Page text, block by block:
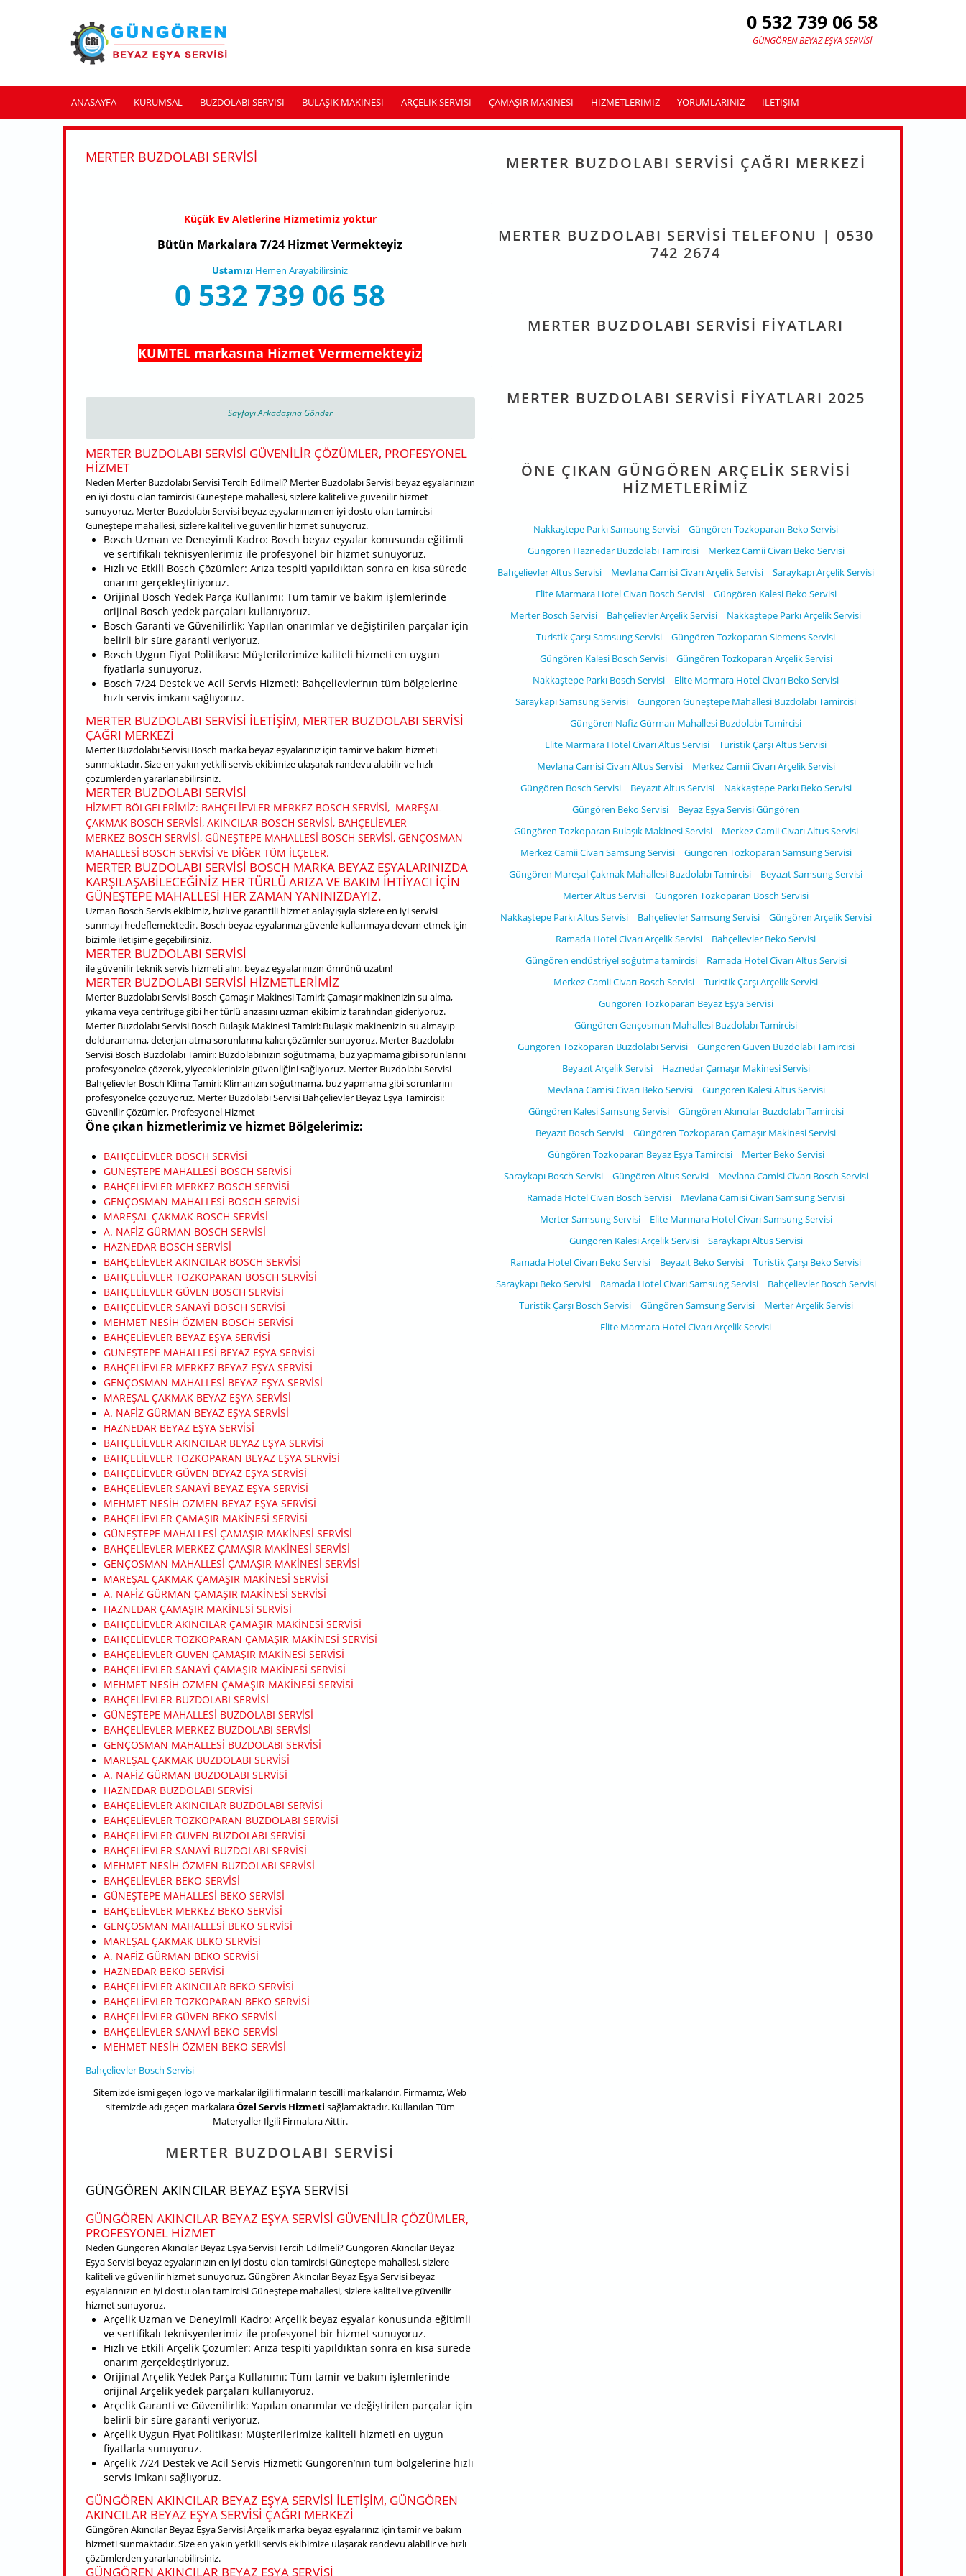
0 532 739 06 58
GÜNGÖREN BEYAZ EŞYA SERVISI
ANASAYFA KURUMSAL BUZDOLABI SERVISI BULAŞIK MAKINESI ARÇELIK SERVISI ÇAMAŞIR MAKINESI HIZMETLERIMIZ YORUMLARINIZ ILETIŞIM
MERTER BUZDOLABI SERVISI
Küçük Ev Aletlerine Hizmetimiz yoktur
Bütün Markalara 7/24 Hizmet Vermekteyiz
Ustamızı Hemen Arayabilirsiniz
0 532 739 06 58
KUMTEL markasına Hizmet Vermemekteyiz
Sayfayı Arkadaşına Gönder
MERTER BUZDOLABI SERVISI GÜVENILIR ÇÖZÜMLER, PROFESYONEL
HIZMET
Neden Merter Buzdolabı Servisi Tercih Edilmeli? Merter Buzdolabı Servisi beyaz eşyalarınızın
en iyi dostu olan tamircisi Güneştepe mahallesi, sizlere kaliteli ve güvenilir hizmet
sunuyoruz. Merter Buzdolabı Servisi beyaz eşyalarınızın en iyi dostu olan tamircisi
Güneştepe mahallesi, sizlere kaliteli ve güvenilir hizmet sunuyoruz.
Bosch Uzman ve Deneyimli Kadro: Bosch beyaz eşyalar konusunda eğitimli
ve sertifikalı teknisyenlerimiz ile profesyonel bir hizmet sunuyoruz.
Hızlı ve Etkili Bosch Çözümler: Arıza tespiti yapıldıktan sonra en kısa sürede
onarım gerçekleştiriyoruz.
Orijinal Bosch Yedek Parça Kullanımı: Tüm tamir ve bakım işlemlerinde
orijinal Bosch yedek parçaları kullanıyoruz.
Bosch Garanti ve Güvenilirlik: Yapılan onarımlar ve değiştirilen parçalar için
belirli bir süre garanti veriyoruz.
Bosch Uygun Fiyat Politikası: Müşterilerimize kaliteli hizmeti en uygun
fiyatlarla sunuyoruz.
Bosch 7/24 Destek ve Acil Servis Hizmeti: Bahçelievler’nın tüm bölgelerine
hızlı servis imkanı sağlıyoruz.
MERTER BUZDOLABI SERVISI ILETIŞIM, MERTER BUZDOLABI SERVISI
ÇAĞRI MERKEZI
Merter Buzdolabı Servisi Bosch marka beyaz eşyalarınız için tamir ve bakım hizmeti
sunmaktadır. Size en yakın yetkili servis ekibimize ulaşarak randevu alabilir ve hızlı
çözümlerden yararlanabilirsiniz.
MERTER BUZDOLABI SERVISI
HIZMET BÖLGELERIMIZ: BAHÇELIEVLER MERKEZ BOSCH SERVISI, MAREŞAL
ÇAKMAK BOSCH SERVISI, AKINCILAR BOSCH SERVISI, BAHÇELIEVLER
MERKEZ BOSCH SERVISI, GÜNEŞTEPE MAHALLESI BOSCH SERVISI, GENÇOSMAN
MAHALLESI BOSCH SERVISI VE DIĞER TÜM ILÇELER.
MERTER BUZDOLABI SERVISI BOSCH MARKA BEYAZ EŞYALARINIZDA
KARŞILAŞABILECEĞINIZ HER TÜRLÜ ARIZA VE BAKIM IHTIYACI IÇIN
GÜNEŞTEPE MAHALLESI HER ZAMAN YANINIZDAYIZ.
Uzman Bosch Servis ekibimiz, hızlı ve garantili hizmet anlayışıyla sizlere en iyi servisi
sunmayı hedeflemektedir. Bosch beyaz eşyalarınızı güvenle kullanmaya devam etmek için
bizimle iletişime geçebilirsiniz.
MERTER BUZDOLABI SERVISI
ile güvenilir teknik servis hizmeti alın, beyaz eşyalarınızın ömrünü uzatın!
MERTER BUZDOLABI SERVISI HIZMETLERIMIZ
Merter Buzdolabı Servisi Bosch Çamaşır Makinesi Tamiri: Çamaşır makinenizin su alma,
yıkama veya centrifuge gibi her türlü arızasını uzman ekibimiz tarafından gideriyoruz.
Merter Buzdolabı Servisi Bosch Bulaşık Makinesi Tamiri: Bulaşık makinenizin su almayıp
dolduramama, deterjan atma sorunlarına kalıcı çözümler sunuyoruz. Merter Buzdolabı
Servisi Bosch Buzdolabı Tamiri: Buzdolabınızın soğutmama, buz yapmama gibi sorunlarını
profesyonelce çözerek, yiyeceklerinizin güvenliğini sağlıyoruz. Merter Buzdolabı Servisi
Bahçelievler Bosch Klima Tamiri: Klimanızın soğutmama, buz yapmama gibi sorunlarını
profesyonelce çözüyoruz. Merter Buzdolabı Servisi Bahçelievler Beyaz Eşya Tamircisi:
Güvenilir Çözümler, Profesyonel Hizmet
Öne çıkan hizmetlerimiz ve hizmet Bölgelerimiz:
BAHÇELIEVLER BOSCH SERVISI
GÜNEŞTEPE MAHALLESI BOSCH SERVISI
BAHÇELIEVLER MERKEZ BOSCH SERVISI
GENÇOSMAN MAHALLESI BOSCH SERVISI
MAREŞAL ÇAKMAK BOSCH SERVISI
A. NAFIZ GÜRMAN BOSCH SERVISI
HAZNEDAR BOSCH SERVISI
BAHÇELIEVLER AKINCILAR BOSCH SERVISI
BAHÇELIEVLER TOZKOPARAN BOSCH SERVISI
BAHÇELIEVLER GÜVEN BOSCH SERVISI
BAHÇELIEVLER SANAYI BOSCH SERVISI
MEHMET NESIH ÖZMEN BOSCH SERVISI
BAHÇELIEVLER BEYAZ EŞYA SERVISI
GÜNEŞTEPE MAHALLESI BEYAZ EŞYA SERVISI
BAHÇELIEVLER MERKEZ BEYAZ EŞYA SERVISI
GENÇOSMAN MAHALLESI BEYAZ EŞYA SERVISI
MAREŞAL ÇAKMAK BEYAZ EŞYA SERVISI
A. NAFIZ GÜRMAN BEYAZ EŞYA SERVISI
HAZNEDAR BEYAZ EŞYA SERVISI
BAHÇELIEVLER AKINCILAR BEYAZ EŞYA SERVISI
BAHÇELIEVLER TOZKOPARAN BEYAZ EŞYA SERVISI
BAHÇELIEVLER GÜVEN BEYAZ EŞYA SERVISI
BAHÇELIEVLER SANAYI BEYAZ EŞYA SERVISI
MEHMET NESIH ÖZMEN BEYAZ EŞYA SERVISI
BAHÇELIEVLER ÇAMAŞIR MAKINESI SERVISI
GÜNEŞTEPE MAHALLESI ÇAMAŞIR MAKINESI SERVISI
BAHÇELIEVLER MERKEZ ÇAMAŞIR MAKINESI SERVISI
GENÇOSMAN MAHALLESI ÇAMAŞIR MAKINESI SERVISI
MAREŞAL ÇAKMAK ÇAMAŞIR MAKINESI SERVISI
A. NAFIZ GÜRMAN ÇAMAŞIR MAKINESI SERVISI
HAZNEDAR ÇAMAŞIR MAKINESI SERVISI
BAHÇELIEVLER AKINCILAR ÇAMAŞIR MAKINESI SERVISI
BAHÇELIEVLER TOZKOPARAN ÇAMAŞIR MAKINESI SERVISI
BAHÇELIEVLER GÜVEN ÇAMAŞIR MAKINESI SERVISI
BAHÇELIEVLER SANAYI ÇAMAŞIR MAKINESI SERVISI
MEHMET NESIH ÖZMEN ÇAMAŞIR MAKINESI SERVISI
BAHÇELIEVLER BUZDOLABI SERVISI
GÜNEŞTEPE MAHALLESI BUZDOLABI SERVISI
BAHÇELIEVLER MERKEZ BUZDOLABI SERVISI
GENÇOSMAN MAHALLESI BUZDOLABI SERVISI
MAREŞAL ÇAKMAK BUZDOLABI SERVISI
A. NAFIZ GÜRMAN BUZDOLABI SERVISI
HAZNEDAR BUZDOLABI SERVISI
BAHÇELIEVLER AKINCILAR BUZDOLABI SERVISI
BAHÇELIEVLER TOZKOPARAN BUZDOLABI SERVISI
BAHÇELIEVLER GÜVEN BUZDOLABI SERVISI
BAHÇELIEVLER SANAYI BUZDOLABI SERVISI
MEHMET NESIH ÖZMEN BUZDOLABI SERVISI
BAHÇELIEVLER BEKO SERVISI
GÜNEŞTEPE MAHALLESI BEKO SERVISI
BAHÇELIEVLER MERKEZ BEKO SERVISI
GENÇOSMAN MAHALLESI BEKO SERVISI
MAREŞAL ÇAKMAK BEKO SERVISI
A. NAFIZ GÜRMAN BEKO SERVISI
HAZNEDAR BEKO SERVISI
BAHÇELIEVLER AKINCILAR BEKO SERVISI
BAHÇELIEVLER TOZKOPARAN BEKO SERVISI
BAHÇELIEVLER GÜVEN BEKO SERVISI
BAHÇELIEVLER SANAYI BEKO SERVISI
MEHMET NESIH ÖZMEN BEKO SERVISI
Bahçelievler Bosch Servisi
Sitemizde ismi geçen logo ve markalar ilgili firmaların tescilli markalarıdır. Firmamız, Web
sitemizde adı geçen markalaraÖzel Servis Hizmeti sağlamaktadır. Kullanılan Tüm
Materyaller İlgili Firmalara Aittir.
MERTER BUZDOLABI SERVISI
GÜNGÖREN AKINCILAR BEYAZ EŞYA SERVISI
GÜNGÖREN AKINCILAR BEYAZ EŞYA SERVISI GÜVENILIR ÇÖZÜMLER,
PROFESYONEL HIZMET
Neden Güngören Akıncılar Beyaz Eşya Servisi Tercih Edilmeli? Güngören Akıncılar Beyaz
Eşya Servisi beyaz eşyalarınızın en iyi dostu olan tamircisi Güneştepe mahallesi, sizlere
kaliteli ve güvenilir hizmet sunuyoruz. Güngören Akıncılar Beyaz Eşya Servisi beyaz
eşyalarınızın en iyi dostu olan tamircisi Güneştepe mahallesi, sizlere kaliteli ve güvenilir
hizmet sunuyoruz.
Arçelik Uzman ve Deneyimli Kadro: Arçelik beyaz eşyalar konusunda eğitimli
ve sertifikalı teknisyenlerimiz ile profesyonel bir hizmet sunuyoruz.
Hızlı ve Etkili Arçelik Çözümler: Arıza tespiti yapıldıktan sonra en kısa sürede
onarım gerçekleştiriyoruz.
Orijinal Arçelik Yedek Parça Kullanımı: Tüm tamir ve bakım işlemlerinde
orijinal Arçelik yedek parçaları kullanıyoruz.
Arçelik Garanti ve Güvenilirlik: Yapılan onarımlar ve değiştirilen parçalar için
belirli bir süre garanti veriyoruz.
Arçelik Uygun Fiyat Politikası: Müşterilerimize kaliteli hizmeti en uygun
fiyatlarla sunuyoruz.
Arçelik 7/24 Destek ve Acil Servis Hizmeti: Güngören’nın tüm bölgelerine hızlı
servis imkanı sağlıyoruz.
GÜNGÖREN AKINCILAR BEYAZ EŞYA SERVISI ILETIŞIM, GÜNGÖREN
AKINCILAR BEYAZ EŞYA SERVISI ÇAĞRI MERKEZI
Güngören Akıncılar Beyaz Eşya Servisi Arçelik marka beyaz eşyalarınız için tamir ve bakım
hizmeti sunmaktadır. Size en yakın yetkili servis ekibimize ulaşarak randevu alabilir ve hızlı
çözümlerden yararlanabilirsiniz.
GÜNGÖREN AKINCILAR BEYAZ EŞYA SERVISI
MERTER BUZDOLABI SERVISI ÇAĞRI MERKEZI
MERTER BUZDOLABI SERVISI TELEFONU | 0530
742 2674
MERTER BUZDOLABI SERVISI FIYATLARI
MERTER BUZDOLABI SERVISI FIYATLARI 2025
ÖNE ÇIKAN GÜNGÖREN ARÇELIK SERVISI
HIZMETLERIMIZ
Nakkaştepe Parkı Samsung Servisi
Güngören Tozkoparan Beko Servisi
Güngören Haznedar Buzdolabı Tamircisi
Merkez Camii Civarı Beko Servisi
Bahçelievler Altus Servisi
Mevlana Camisi Civarı Arçelik Servisi
Saraykapı Arçelik Servisi
Elite Marmara Hotel Civarı Bosch Servisi
Güngören Kalesi Beko Servisi
Merter Bosch Servisi
Bahçelievler Arçelik Servisi
Nakkaştepe Parkı Arçelik Servisi
Turistik Çarşı Samsung Servisi
Güngören Tozkoparan Siemens Servisi
Güngören Kalesi Bosch Servisi
Güngören Tozkoparan Arçelik Servisi
Nakkaştepe Parkı Bosch Servisi
Elite Marmara Hotel Civarı Beko Servisi
Saraykapı Samsung Servisi
Güngören Güneştepe Mahallesi Buzdolabı Tamircisi
Güngören Nafiz Gürman Mahallesi Buzdolabı Tamircisi
Elite Marmara Hotel Civarı Altus Servisi
Turistik Çarşı Altus Servisi
Mevlana Camisi Civarı Altus Servisi
Merkez Camii Civarı Arçelik Servisi
Güngören Bosch Servisi
Beyazıt Altus Servisi
Nakkaştepe Parkı Beko Servisi
Güngören Beko Servisi
Beyaz Eşya Servisi Güngören
Güngören Tozkoparan Bulaşık Makinesi Servisi
Merkez Camii Civarı Altus Servisi
Merkez Camii Civarı Samsung Servisi
Güngören Tozkoparan Samsung Servisi
Güngören Mareşal Çakmak Mahallesi Buzdolabı Tamircisi
Beyazıt Samsung Servisi
Merter Altus Servisi
Güngören Tozkoparan Bosch Servisi
Nakkaştepe Parkı Altus Servisi
Bahçelievler Samsung Servisi
Güngören Arçelik Servisi
Ramada Hotel Civarı Arçelik Servisi
Bahçelievler Beko Servisi
Güngören endüstriyel soğutma tamircisi
Ramada Hotel Civarı Altus Servisi
Merkez Camii Civarı Bosch Servisi
Turistik Çarşı Arçelik Servisi
Güngören Tozkoparan Beyaz Eşya Servisi
Güngören Gençosman Mahallesi Buzdolabı Tamircisi
Güngören Tozkoparan Buzdolabı Servisi
Güngören Güven Buzdolabı Tamircisi
Beyazıt Arçelik Servisi
Haznedar Çamaşır Makinesi Servisi
Mevlana Camisi Civarı Beko Servisi
Güngören Kalesi Altus Servisi
Güngören Kalesi Samsung Servisi
Güngören Akıncılar Buzdolabı Tamircisi
Beyazıt Bosch Servisi
Güngören Tozkoparan Çamaşır Makinesi Servisi
Güngören Tozkoparan Beyaz Eşya Tamircisi
Merter Beko Servisi
Saraykapı Bosch Servisi
Güngören Altus Servisi
Mevlana Camisi Civarı Bosch Servisi
Ramada Hotel Civarı Bosch Servisi
Mevlana Camisi Civarı Samsung Servisi
Merter Samsung Servisi
Elite Marmara Hotel Civarı Samsung Servisi
Güngören Kalesi Arçelik Servisi
Saraykapı Altus Servisi
Ramada Hotel Civarı Beko Servisi
Beyazıt Beko Servisi
Turistik Çarşı Beko Servisi
Saraykapı Beko Servisi
Ramada Hotel Civarı Samsung Servisi
Bahçelievler Bosch Servisi
Turistik Çarşı Bosch Servisi
Güngören Samsung Servisi
Merter Arçelik Servisi
Elite Marmara Hotel Civarı Arçelik Servisi